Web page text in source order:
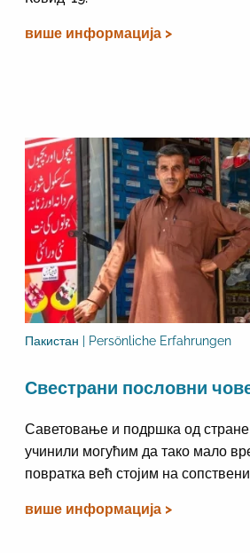
више информација >
Пакистан | Persönliche Erfahrungen
Свестрани пословни
Саветовање и подршка од
учинили могућим да тако мало
повратка већ стојим на
више информација >